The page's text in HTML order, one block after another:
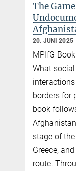
The
20. JUNI 2025
MPIfG Book
What
borders for
book
stage of
Greece,
route.